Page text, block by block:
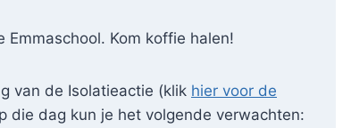
Kom koffie halen!
van de Isolatieactie (klik hier voor de
die dag kun je het volgende verwachten: